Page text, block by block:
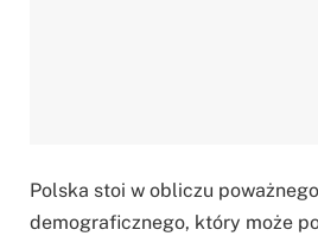
Polska stoi w obliczu
demograficznego, który może